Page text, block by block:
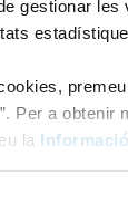
gestionar les
premeu
Per a obtenir
la